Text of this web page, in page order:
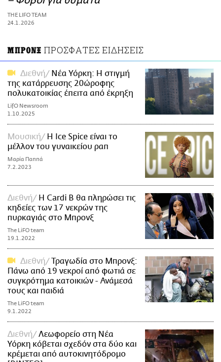
ΑΜΠΑ
PRINT
THE LIFO TEAM
24.1.2026
ΜΠΡΟΝΞ ΠΡΟΣΦΑΤΕΣ ΕΙΔΗΣΕΙΣ
Διεθνή
Νέα Υόρκη: Η στιγμή
της κατάρρευσης 20ώροφης
πολυκατοικίας έπειτα από έκρηξη
LifO Newsroom
1.10.2025
Μουσική
H Ice Spice είναι το
μέλλον του γυναικείου ραπ
Μαρία Παππά
7.2.2023
Διεθνή
Η Cardi B θα πληρώσει τις
κηδείες των 17 νεκρών της
πυρκαγιάς στο Μπρονξ
The LiFO team
19.1.2022
Διεθνή
Τραγωδία στο Μπρονξ:
Πάνω από 19 νεκροί από φωτιά σε
συγκρότημα κατοικιών - Ανάμεσά
τους και παιδιά
The LiFO team
9.1.2022
Διεθνή
Λεωφορείο στη Νέα
Υόρκη κόβεται σχεδόν στα δύο και
κρέμεται από αυτοκινητόδρομο